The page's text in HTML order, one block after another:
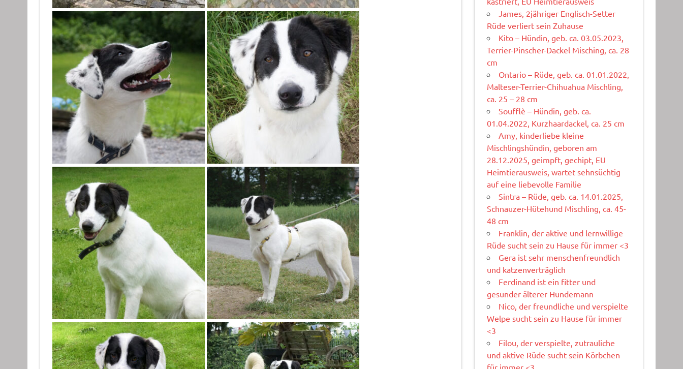
James, 2jähriger Englisch-Setter
Rüde verliert sein Zuhause
Kito – Hündin, geb. ca. 03.05.2023,
Terrier-Pinscher-Dackel Misching, ca. 28
cm
Ontario – Rüde, geb. ca. 01.01.2022,
Malteser-Terrier-Chihuahua Mischling,
ca. 25 – 28 cm
Soufflè – Hündin, geb. ca.
01.04.2022, Kurzhaardackel, ca. 25 cm
Amy, kinderliebe kleine
Mischlingshündin, geboren am
28.12.2025, geimpft, gechipt, EU
Heimtierausweis, wartet sehnsüchtig
auf eine liebevolle Familie
Sintra – Rüde, geb. ca. 14.01.2025,
Schnauzer-Hütehund Mischling, ca. 45-
48 cm
Franklin, der aktive und lernwillige
Rüde sucht sein zu Hause für immer <3
Gera ist sehr menschenfreundlich
und katzenverträglich
Ferdinand ist ein fitter und
gesunder älterer Hundemann
Nico, der freundliche und verspielte
Welpe sucht sein zu Hause für immer
<3
Filou, der verspielte, zutrauliche
und aktive Rüde sucht sein Körbchen